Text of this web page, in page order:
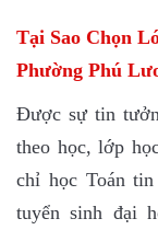
Tại Sao Chọn
Phường Phú
Được sự tin
theo học, lớp
chỉ học Toán
tuyển sinh đại